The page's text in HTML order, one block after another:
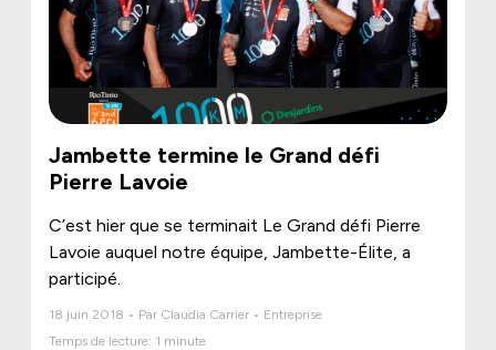
Jambette termine le Grand défi
Pierre Lavoie
C’est hier que se terminait Le Grand défi Pierre
Lavoie auquel notre équipe, Jambette-Élite, a
participé.
18 juin 2018 • Par Claudia Carrier • Entreprise
Temps de lecture: 1 minute